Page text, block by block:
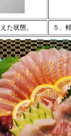
た状態。 ５、